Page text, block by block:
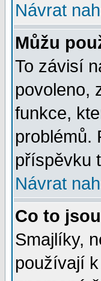
Návrat
Můžu
To závisí
povoleno,
funkce,
problémů.
příspěvku
Návrat
Co to
Smajlíky,
používají